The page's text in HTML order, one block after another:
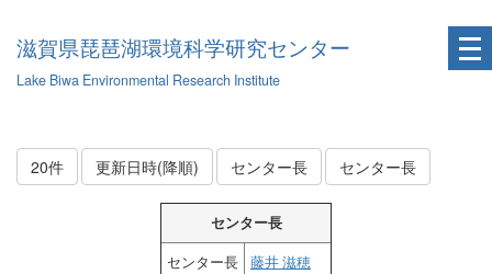
滋賀県琵琶湖環境科学研究センター
Lake Biwa Environmental Research Institute
20件 更新日時(降順) センター長 センター長
センター長
センター長
藤井 滋穂